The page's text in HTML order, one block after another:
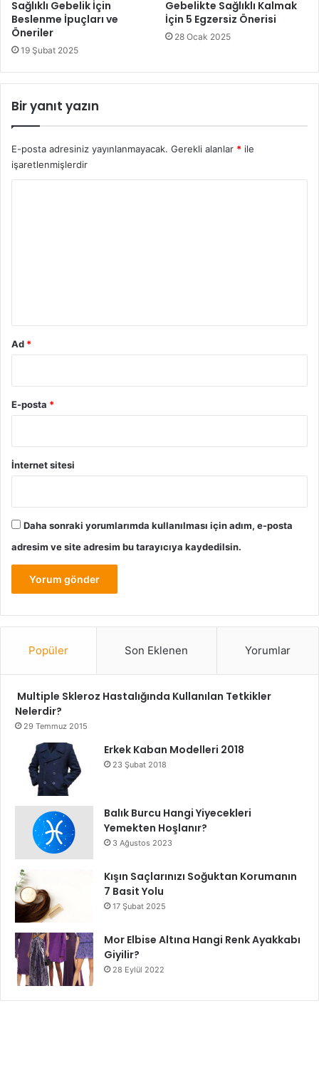
Sağlıklı Gebelik İçin
Beslenme İpuçları ve
Öneriler
19 Şubat 2025
Gebelikte Sağlıklı Kalmak
İçin 5 Egzersiz Önerisi
28 Ocak 2025
Bir yanıt yazın
E-posta adresiniz yayınlanmayacak. Gerekli alanlar * ile
işaretlenmişlerdir
Ad *
E-posta *
İnternet sitesi
Daha sonraki yorumlarımda kullanılması için adım, e-posta
adresim ve site adresim bu tarayıcıya kaydedilsin.
Popüler Son Eklenen Yorumlar
Multiple Skleroz Hastalığında Kullanılan Tetkikler
Nelerdir?
29 Temmuz 2015
Erkek Kaban Modelleri 2018
23 Şubat 2018
Balık Burcu Hangi Yiyecekleri
Yemekten Hoşlanır?
3 Ağustos 2023
Kışın Saçlarınızı Soğuktan Korumanın
7 Basit Yolu
17 Şubat 2025
Mor Elbise Altına Hangi Renk Ayakkabı
Giyilir?
28 Eylül 2022